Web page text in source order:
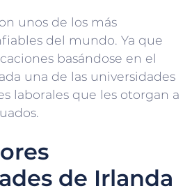
unos de los más
del mundo. Ya que
basándose en el
una de las universidades
laborales que les otorgan a
de Irlanda